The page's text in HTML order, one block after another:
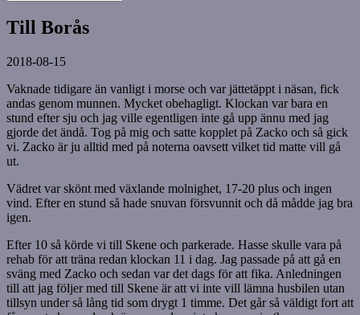
Till Borås
2018-08-15
Vaknade tidigare än vanligt i morse och var jättetäppt i näsan, fick
andas genom munnen. Mycket obehagligt. Klockan var bara en
stund efter sju och jag ville egentligen inte gå upp ännu med jag
gjorde det ändå. Tog på mig och satte kopplet på Zacko och så gick
vi. Zacko är ju alltid med på noterna oavsett vilket tid matte vill gå
ut.
Vädret var skönt med växlande molnighet, 17-20 plus och ingen
vind. Efter en stund så hade snuvan försvunnit och då mådde jag bra
igen.
Efter 10 så körde vi till Skene och parkerade. Hasse skulle vara på
rehab för att träna redan klockan 11 i dag. Jag passade på att gå en
sväng med Zacko och sedan var det dags för att fika. Anledningen
till att jag följer med till Skene är att vi inte vill lämna husbilen utan
tillsyn under så lång tid som drygt 1 timme. Det går så väldigt fort att